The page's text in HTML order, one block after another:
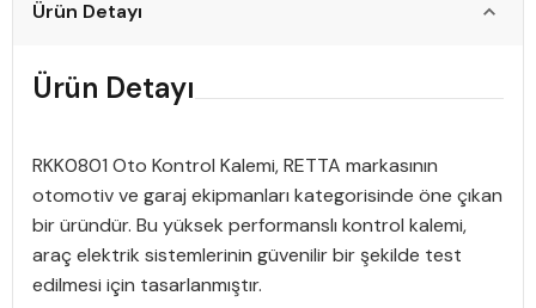
Ürün Detayı
Ürün Detayı
RKK0801 Oto Kontrol Kalemi, RETTA markasının
otomotiv ve garaj ekipmanları kategorisinde öne çıkan
bir üründür. Bu yüksek performanslı kontrol kalemi,
araç elektrik sistemlerinin güvenilir bir şekilde test
edilmesi için tasarlanmıştır.